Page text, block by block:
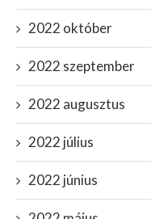
2022 október
2022 szeptember
2022 augusztus
2022 július
2022 június